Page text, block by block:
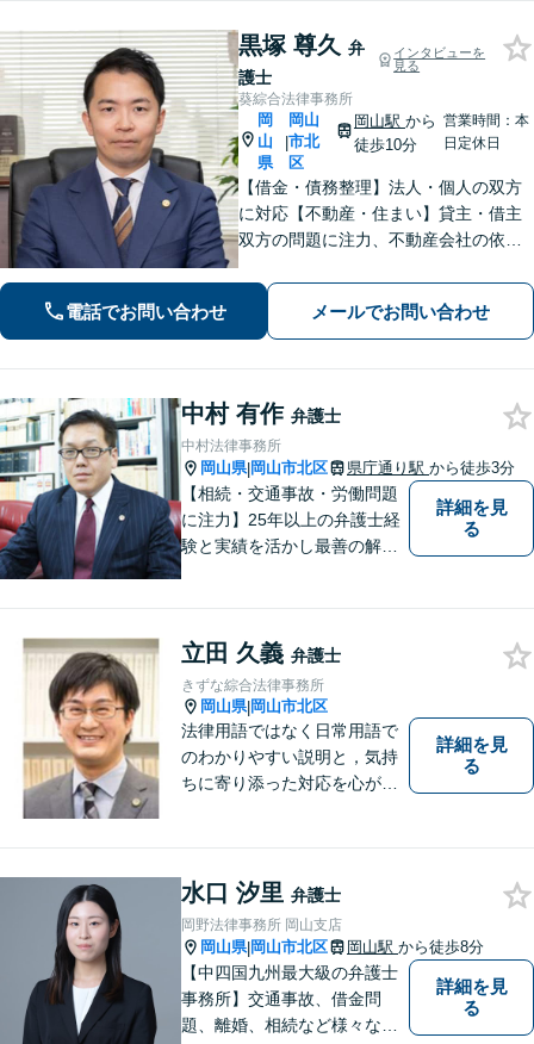
黒塚 尊久 弁
護士
インタビューを
見る
葵綜合法律事務所
岡
山
県
|
岡山
市北
区
岡山駅 から
徒歩10分
営業時間：本
日定休日
【借金・債務整理】法人・個人の双方
に対応【不動産・住まい】貸主・借主
双方の問題に注力、不動産会社の依頼
通。その他労働事件もカバー【行政事
件】学校トラブル・いじめ問題に注力
【企業法務】予防法務・紛争対応お任
せください。
電話でお問い合わせ メールでお問い合わせ
中村 有作 弁護士
中村法律事務所
岡山県|岡山市北区 県庁通り駅 から徒歩3分
【相続・交通事故・労働問題
に注力】25年以上の弁護士経
験と実績を活かし最善の解決
詳細を見
る
立田 久義 弁護士
きずな綜合法律事務所
岡山県|岡山市北区
法律用語ではなく日常用語で
のわかりやすい説明と，気持
ちに寄り添った対応を心がけ
詳細を見
る
水口 汐里 弁護士
岡野法律事務所 岡山支店
岡山県|岡山市北区 岡山駅 から徒歩8分
【中四国九州最大級の弁護士
事務所】交通事故、借金問
題、離婚、相続など様々な問
詳細を見
る